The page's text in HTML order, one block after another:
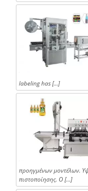
labeling has […]
προηγμένων μοντέλων.
πιστοποίησης. Ο […]